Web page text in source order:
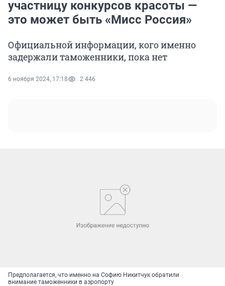
участницу конкурсов красоты —
это может быть «Мисс Россия»
Официальной информации, кого именно
задержали таможенники, пока нет
6 ноября 2024, 17:18 2 446
Предполагается, что именно на Софию Никитчук обратили
внимание таможенники в аэропорту